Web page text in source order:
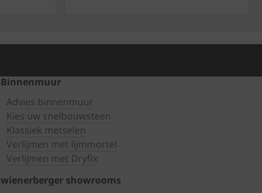
Binnenmuur
Advies binnenmuur
Kies uw snelbouwsteen
Klassiek metselen
Verlijmen met lijmmortel
Verlijmen met Dryfix
wienerberger showrooms